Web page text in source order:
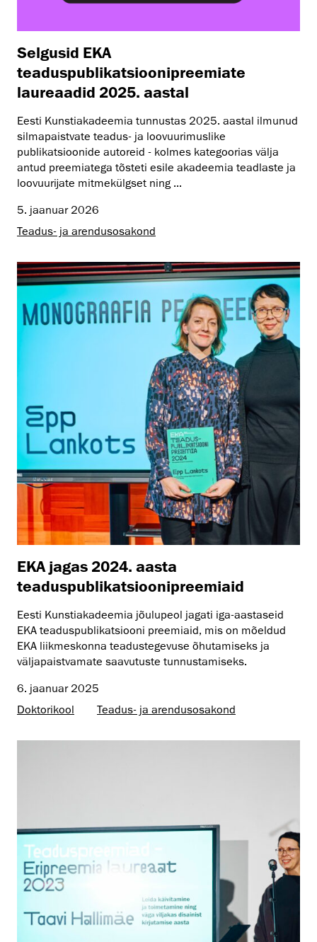
Selgusid EKA
teaduspublikatsioonipreemiate
laureaadid 2025. aastal
Eesti Kunstiakadeemia tunnustas 2025. aastal ilmunud
silmapaistvate teadus- ja loovuurimuslike
publikatsioonide autoreid - kolmes kategoorias välja
antud preemiatega tõsteti esile akadeemia teadlaste ja
loovuurijate mitmekülgset ning ...
5. jaanuar 2026
Teadus- ja arendusosakond
EKA jagas 2024. aasta
teaduspublikatsioonipreemiaid
Eesti Kunstiakadeemia jõulupeol jagati iga-aastaseid
EKA teaduspublikatsiooni preemiaid, mis on mõeldud
EKA liikmeskonna teadustegevuse õhutamiseks ja
väljapaistvamate saavutuste tunnustamiseks.
6. jaanuar 2025
Doktorikool
Teadus- ja arendusosakond